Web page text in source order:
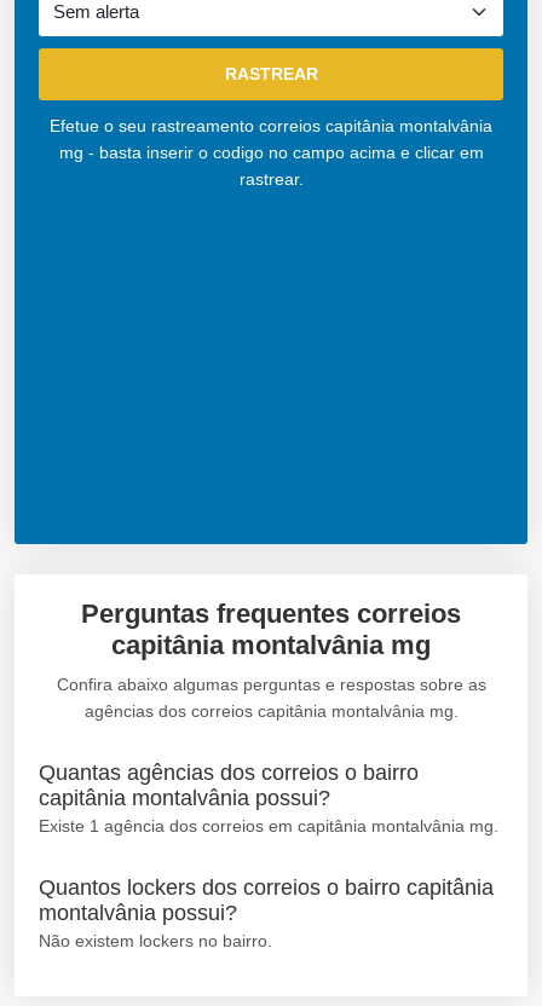
Efetue o seu rastreamento correios capitânia montalvânia
mg - basta inserir o codigo no campo acima e clicar em
rastrear.
Perguntas frequentes correios
capitânia montalvânia mg
Confira abaixo algumas perguntas e respostas sobre as
agências dos correios capitânia montalvânia mg.
Quantas agências dos correios o bairro
capitânia montalvânia possui?
Existe 1 agência dos correios em capitânia montalvânia mg.
Quantos lockers dos correios o bairro capitânia
montalvânia possui?
Não existem lockers no bairro.